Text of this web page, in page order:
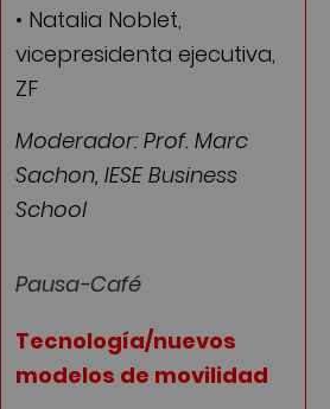
• Natalia Noblet,
vicepresidenta ejecutiva,
ZF
Moderador: Prof. Marc
Sachon, IESE Business
School
Pausa-Café
Tecnología/nuevos
modelos de movilidad